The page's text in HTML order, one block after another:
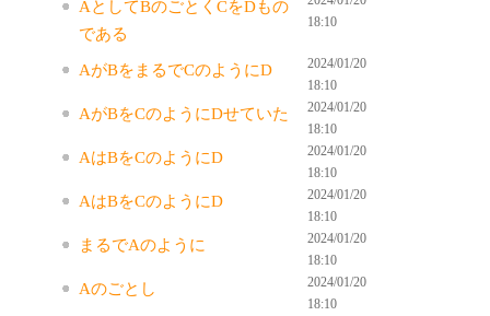
AとしてBのごとくCをDもの
である
18:10
AがBをまるでCのようにD
2024/01/20
18:10
AがBをCのようにDせていた
2024/01/20
18:10
AはBをCのようにD
2024/01/20
18:10
AはBをCのようにD
2024/01/20
18:10
まるでAのように
2024/01/20
18:10
Aのごとし
2024/01/20
18:10